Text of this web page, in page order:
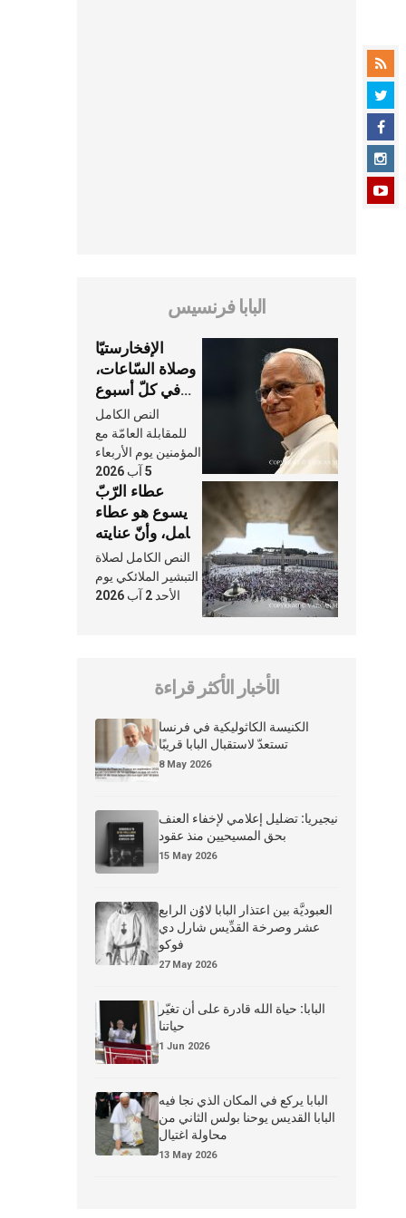
البابا فرنسيس
الإفخارستيّا
وصلاة السّاعات،
في كلّ أسبوع
وكلّ يوم، هما
النَّفَس في حياة
الكنيسة
النص الكامل
للمقابلة العامّة مع
المؤمنين يوم الأربعاء
5 آب 2026
عطاء الرّبّ
يسوع هو عطاء
شامل، وأنّ عنايته
بنا لا تغيب عنّا
أبدًا
النص الكامل لصلاة
التبشير الملائكي يوم
الأحد 2 آب 2026
الأخبار الأكثر قراءة
الكنيسة الكاثوليكية في فرنسا
تستعدّ لاستقبال البابا قريبًا
8 May 2026
نيجيريا: تضليل إعلامي لإخفاء العنف
بحق المسيحيين منذ عقود
15 May 2026
العبوديَّة بين اعتذار البابا لاوُن الرابع
عشر وصرخة القدِّيس شارل دي
فوكو
27 May 2026
البابا: حياة الله قادرة على أن تغيّر
حياتنا
1 Jun 2026
البابا يركع في المكان الذي نجا فيه
البابا القديس يوحنا بولس الثاني من
محاولة اغتيال
13 May 2026